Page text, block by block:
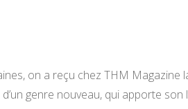
on a reçu chez THM Magazine
genre nouveau, qui apporte